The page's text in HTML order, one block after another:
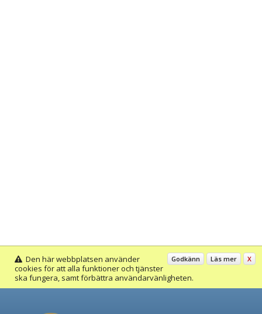
Godkänn Läs mer X
Den här webbplatsen använder
cookies för att alla funktioner och tjänster
ska fungera, samt förbättra användarvänligheten.